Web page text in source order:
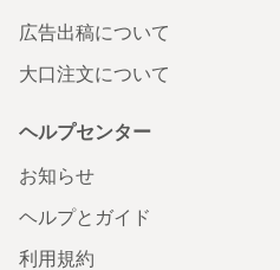
広告出稿について
大口注文について
ヘルプセンター
お知らせ
ヘルプとガイド
利用規約